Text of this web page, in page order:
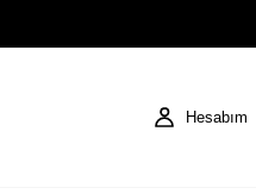
Hesabım